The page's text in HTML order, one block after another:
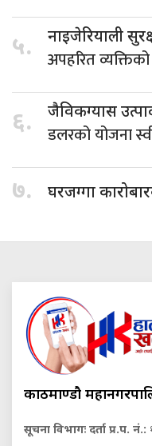
५. नाइजेरियाली
अपहरित व्यक्तिको
६. जैविकग्यास
डलरको योजना
७. घरजग्गा
काठमाण्डौ
सूचना विभागः दर्ता प्र.प. नं.: